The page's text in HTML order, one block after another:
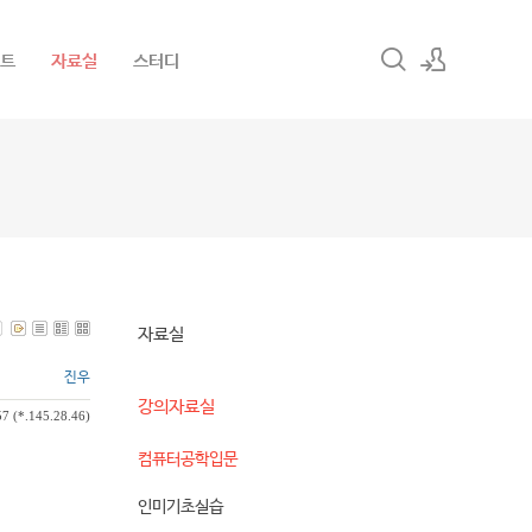
자료실 스터디
자료실
강의자료실
컴퓨터공학입문
인미기초실습
진우
(*.145.28.46)